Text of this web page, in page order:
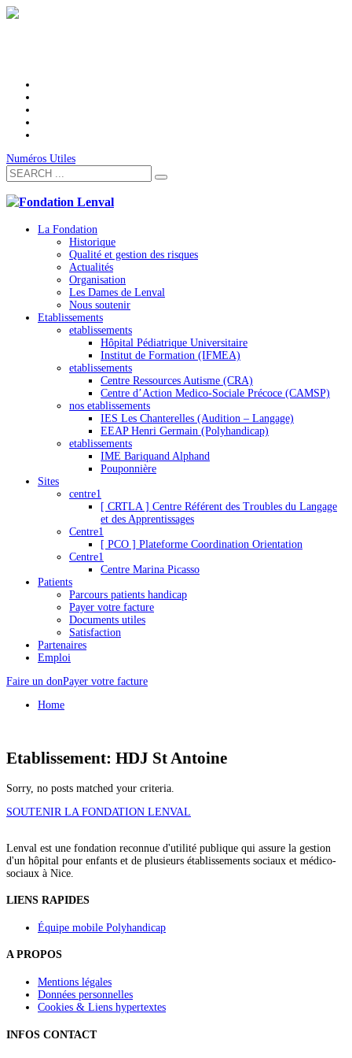
Numéros Utiles
La Fondation
Historique
Qualité et gestion des risques
Actualités
Organisation
Les Dames de Lenval
Nous soutenir
Etablissements
etablissements
Hôpital Pédiatrique Universitaire
Institut de Formation (IFMEA)
etablissements
Centre Ressources Autisme (CRA)
Centre d’Action Medico-Sociale Précoce (CAMSP)
nos etablissements
IES Les Chanterelles (Audition – Langage)
EEAP Henri Germain (Polyhandicap)
etablissements
IME Bariquand Alphand
Pouponnière
Sites
centre1
[ CRTLA ] Centre Référent des Troubles du Langage
et des Apprentissages
Centre1
[ PCO ] Plateforme Coordination Orientation
Centre1
Centre Marina Picasso
Patients
Parcours patients handicap
Payer votre facture
Documents utiles
Satisfaction
Partenaires
Emploi
Faire un donPayer votre facture
Home
Etablissement: HDJ St Antoine
Sorry, no posts matched your criteria.
SOUTENIR LA FONDATION LENVAL
Lenval est une fondation reconnue d'utilité publique qui assure la gestion
d'un hôpital pour enfants et de plusieurs établissements sociaux et médico-
sociaux à Nice.
LIENS RAPIDES
Équipe mobile Polyhandicap
A PROPOS
Mentions légales
Données personnelles
Cookies & Liens hypertextes
INFOS CONTACT